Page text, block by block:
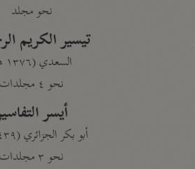
نحو مجلد
تيسير الكريم
السعدي (١٣٧٦ هـ)
نحو ٤ مجلدات
أيسر
أبو بكر الجزائري (١٤٣٩ هـ)
نحو ٣ مجلدات